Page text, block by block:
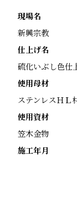
現場名
新興宗教
仕上げ名
硫化いぶし色仕
使用母材
ステンレスＨＬ
使用資材
笠木金物
施工年月